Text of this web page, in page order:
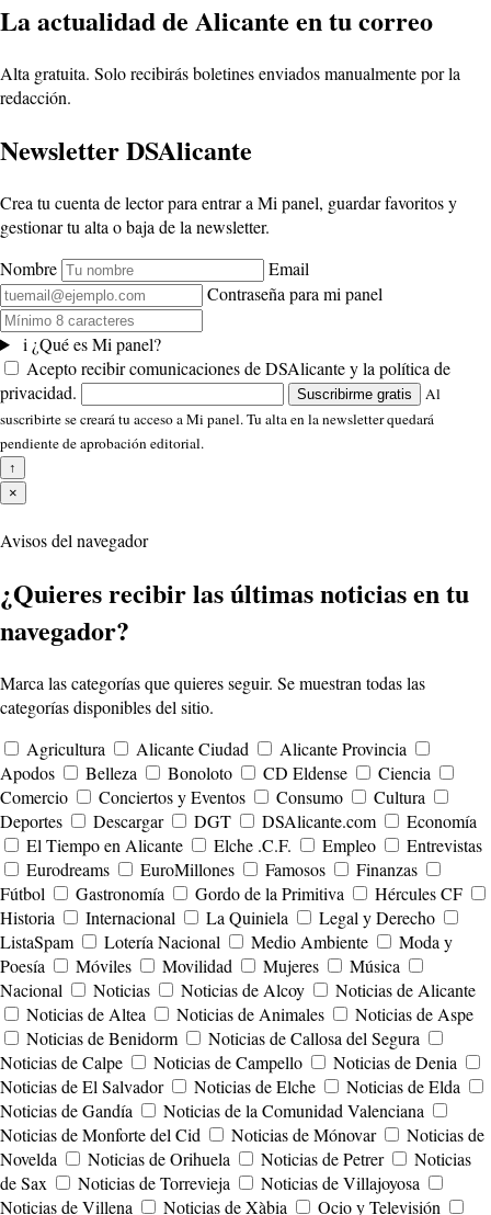
La actualidad de Alicante en tu correo
Alta gratuita. Solo recibirás boletines enviados manualmente por la
redacción.
Newsletter DSAlicante
Crea tu cuenta de lector para entrar a Mi panel, guardar favoritos y
gestionar tu alta o baja de la newsletter.
Nombre
Email
Contraseña para mi panel
i ¿Qué es Mi panel?
Acepto recibir comunicaciones de DSAlicante y la política de
privacidad.
Suscribirme gratis
Al
suscribirte se creará tu acceso a Mi panel. Tu alta en la newsletter quedará
pendiente de aprobación editorial.
↑
×
Avisos del navegador
¿Quieres recibir las últimas noticias en tu
navegador?
Marca las categorías que quieres seguir. Se muestran todas las
categorías disponibles del sitio.
Agricultura
Alicante Ciudad
Alicante Provincia
Apodos
Belleza Bonoloto CD Eldense
Ciencia
Comercio
Conciertos y Eventos Consumo
Cultura
Deportes
Descargar DGT DSAlicante.com
Economía
El Tiempo en Alicante
Elche .C.F. Empleo
Entrevistas
Eurodreams
EuroMillones Famosos
Finanzas
Fútbol
Gastronomía Gordo de la Primitiva
Hércules CF
Historia
Internacional La Quiniela
Legal y Derecho
ListaSpam
Lotería Nacional Medio Ambiente
Moda y
Poesía
Móviles Movilidad Mujeres
Música
Nacional
Noticias Noticias de Alcoy
Noticias de Alicante
Noticias de Altea
Noticias de Animales
Noticias de Aspe
Noticias de Benidorm
Noticias de Callosa del Segura
Noticias de Calpe
Noticias de Campello
Noticias de Denia
Noticias de El Salvador
Noticias de Elche
Noticias de Elda
Noticias de Gandía
Noticias de la Comunidad Valenciana
Noticias de Monforte del Cid
Noticias de Mónovar
Noticias de
Novelda
Noticias de Orihuela Noticias de Petrer
Noticias
de Sax
Noticias de Torrevieja
Noticias de Villajoyosa
Noticias de Villena
Noticias de Xàbia Ocio y Televisión